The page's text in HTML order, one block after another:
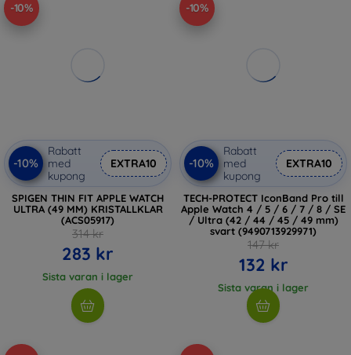
-10%
-10%
Rabatt
med
kupong
EXTRA10
SPIGEN THIN FIT APPLE WATCH
ULTRA (49 MM) KRISTALLKLAR
(ACS05917)
314 kr
283 kr
Sista varan i lager
-10%
-10%
Rabatt
med
kupong
EXTRA10
TECH-PROTECT IconBand Pro till
Apple Watch 4 / 5 / 6 / 7 / 8 / SE
/ Ultra (42 / 44 / 45 / 49 mm)
svart (9490713929971)
147 kr
132 kr
Sista varan i lager